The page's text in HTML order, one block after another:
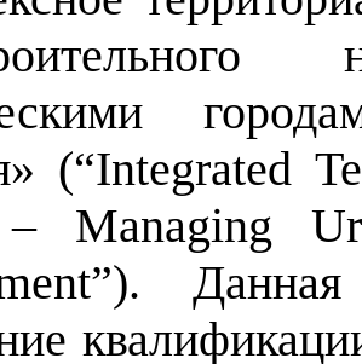
(“Integrated
Managing